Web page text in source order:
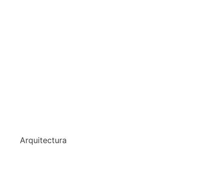
Arquitectura